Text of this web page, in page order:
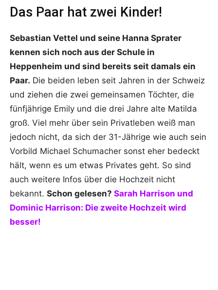
Das Paar hat zwei Kinder!
Sebastian Vettel und seine Hanna Sprater
kennen sich noch aus der Schule in
Heppenheim und sind bereits seit damals ein
Paar. Die beiden leben seit Jahren in der Schweiz
und ziehen die zwei gemeinsamen Töchter, die
fünfjährige Emily und die drei Jahre alte Matilda
groß. Viel mehr über sein Privatleben weiß man
jedoch nicht, da sich der 31-Jährige wie auch sein
Vorbild Michael Schumacher sonst eher bedeckt
hält, wenn es um etwas Privates geht. So sind
auch weitere Infos über die Hochzeit nicht
bekannt. Schon gelesen? Sarah Harrison und
Dominic Harrison: Die zweite Hochzeit wird
besser!